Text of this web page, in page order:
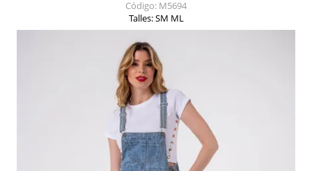
Código: M5694
Talles: SM ML